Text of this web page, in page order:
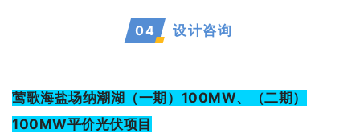
04 设计咨询
莺歌海盐场纳潮湖（一期）100MW、（二期）
100MW平价光伏项目